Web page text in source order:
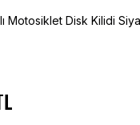
Motosiklet Disk Kilidi